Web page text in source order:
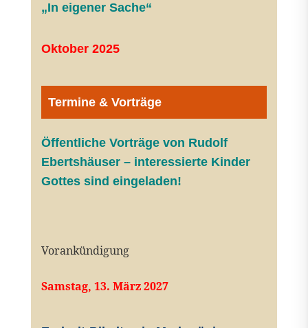
„In eigener Sache“
Oktober 2025
Termine & Vorträge
Öffentliche Vorträge von Rudolf
Ebertshäuser – interessierte Kinder
Gottes sind eingeladen!
Vorankündigung
Samstag, 13. März 2027